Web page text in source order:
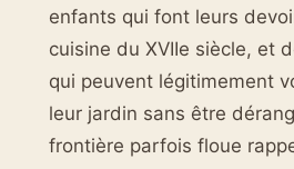
enfants qui font leurs
cuisine du XVIIe siècle, et
qui peuvent légitimement
leur jardin sans être
frontière parfois floue